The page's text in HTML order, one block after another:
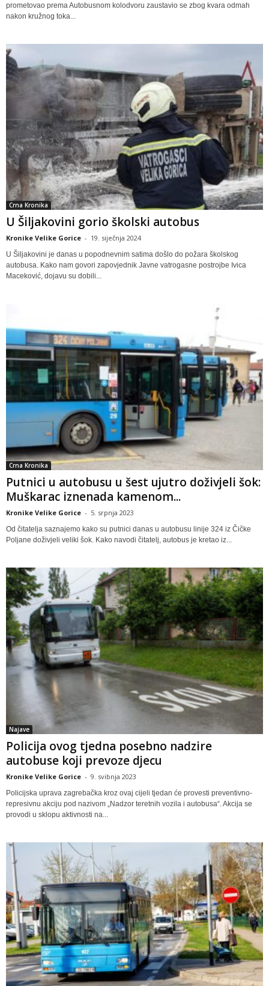
prometovao prema Autobusnom kolodvoru zaustavio se zbog kvara odmah
nakon kružnog toka...
Crna Kronika
U Šiljakovini gorio školski autobus
Kronike Velike Gorice - 19. siječnja 2024
U Šiljakovini je danas u popodnevnim satima došlo do požara školskog
autobusa. Kako nam govori zapovjednik Javne vatrogasne postrojbe Ivica
Maceković, dojavu su dobili...
Crna Kronika
Putnici u autobusu u šest ujutro doživjeli šok:
Muškarac iznenada kamenom...
Kronike Velike Gorice - 5. srpnja 2023
Od čitatelja saznajemo kako su putnici danas u autobusu linije 324 iz Čičke
Poljane doživjeli veliki šok. Kako navodi čitatelj, autobus je kretao iz...
Najave
Policija ovog tjedna posebno nadzire
autobuse koji prevoze djecu
Kronike Velike Gorice - 9. svibnja 2023
Policijska uprava zagrebačka kroz ovaj cijeli tjedan će provesti preventivno-
represivnu akciju pod nazivom „Nadzor teretnih vozila i autobusa“. Akcija se
provodi u sklopu aktivnosti na...